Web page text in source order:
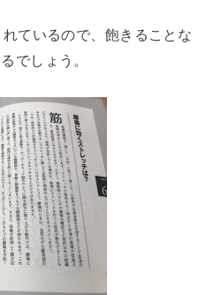
ているので、飽きることな
でしょう。